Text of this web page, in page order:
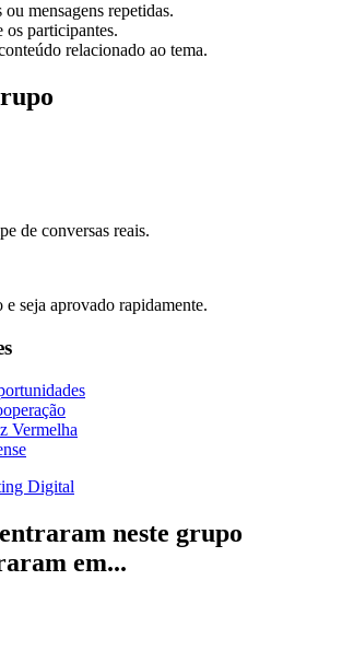
ou mensagens repetidas.
os participantes.
relacionado ao tema.
de conversas reais.
seja aprovado rapidamente.
Vermelha
Digital
entraram neste grupo
em...